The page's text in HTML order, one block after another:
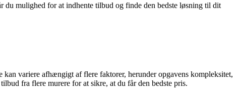
du mulighed for at indhente tilbud og finde den bedste løsning til dit
variere afhængigt af flere faktorer, herunder opgavens kompleksitet,
fra flere murere for at sikre, at du får den bedste pris.